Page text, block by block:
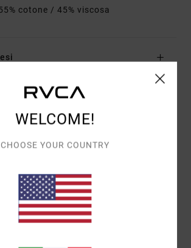
cotone / 45% viscosa
PUNTEGGIO MEDIO
5.0/5
RECENSIONI VERIFICATEDAL FEBBRAIO 2026
WELCOME!
CHOOSE YOUR COUNTRY